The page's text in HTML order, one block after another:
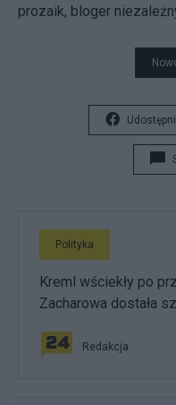
prozaik, bloger
Polityka
Kreml wściekły po
Zacharowa dostała
Redakcja